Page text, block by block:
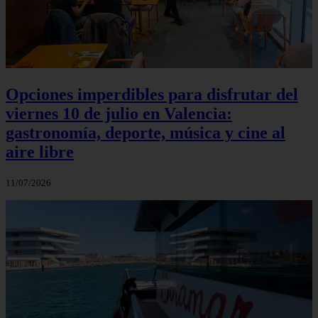
Opciones imperdibles para disfrutar del
viernes 10 de julio en Valencia:
gastronomía, deporte, música y cine al
aire libre
11/07/2026